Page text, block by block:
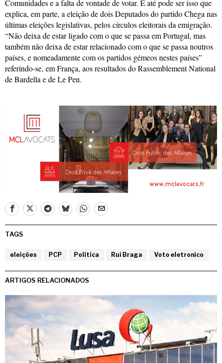
Comunidades e a falta de vontade de votar. E até pode ser isso que
explica, em parte, a eleição de dois Deputados do partido Chega nas
últimas eleições legislativas, pelos círculos eleitorais da emigração.
“Não deixa de estar ligado com o que se passa em Portugal, mas
também não deixa de estar relacionado com o que se passa noutros
países, e nomeadamente com os partidos gémeos nestes países”
referindo-se, em França, aos resultados do Rassemblement National
de Bardella e de Le Pen.
TAGS
eleições PCP Politica Rui Braga Voto eletronico
ARTIGOS RELACIONADOS